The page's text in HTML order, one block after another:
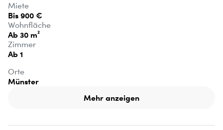
Miete
Bis 900 €
Wohnfläche
Ab 30 m²
Zimmer
Ab 1
Orte
Münster
Mehr anzeigen